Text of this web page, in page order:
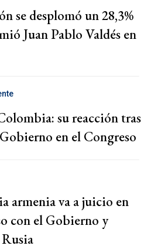
se desplomó un 28,3%
Juan Pablo Valdés en
su reacción tras
en el Congreso
armenia va a juicio en
con el Gobierno y